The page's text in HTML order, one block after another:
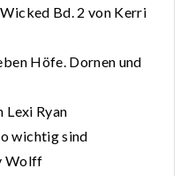
Bd. 2 von Kerri
Höfe. Dornen und
Lexi Ryan
wichtig sind
Wolff